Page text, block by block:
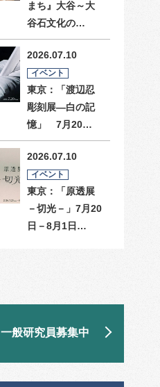
まち』大谷～大
谷石文化の…
2026.07.10
イベント
東京：「渡辺忍
彫刻展―白の記
憶」 7月20…
2026.07.10
イベント
東京：「原透展
－切光－」7月20
日－8月1日…
一般研究員募集中